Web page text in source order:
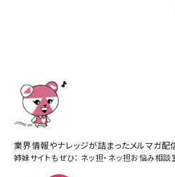
業界情報やナレッジが詰まったメルマガ配
姉妹サイトもぜひ： ネッ担・ ネッ担お悩み相談